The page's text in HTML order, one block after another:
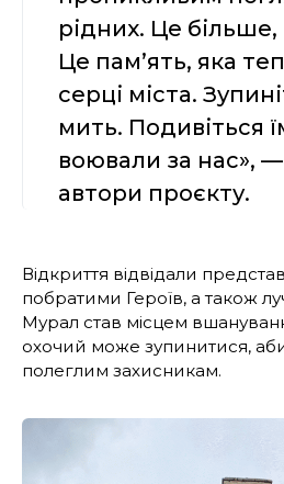
рідних. Це
Це пам’ять, яка
серці міста.
мить. Подивіться
воювали за нас»,
автори проєкту.
Відкриття відвідали
побратими Героїв, а також
Мурал став місцем
охочий може зупинитися,
полеглим захисникам.